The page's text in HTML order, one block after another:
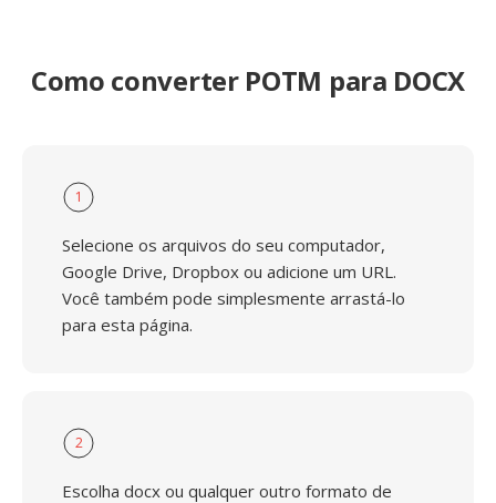
Como converter POTM para DOCX
1
Selecione os arquivos do seu computador,
Google Drive, Dropbox ou adicione um URL.
Você também pode simplesmente arrastá-lo
para esta página.
2
Escolha docx ou qualquer outro formato de